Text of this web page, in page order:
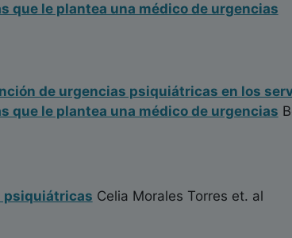
que le plantea una médico de urgencias
de urgencias psiquiátricas en los
que le plantea una médico de urgencias
psiquiátricas Celia Morales Torres et. al